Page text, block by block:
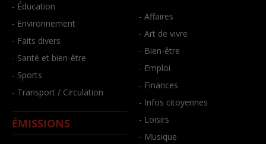
- Éducation
- Environnement
- Faits divers
- Santé et bien-être
- Sports
- Transport / Circulation
ÉMISSIONS
- Affaires
- Art de vivre
- Bien-être
- Emploi
- Finances
- Infos citoyennes
- Loisirs
- Musique